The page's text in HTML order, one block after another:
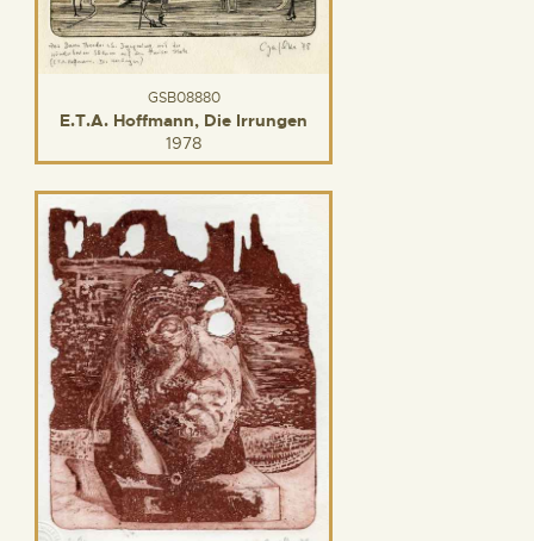
GSB08880
E.T.A. Hoffmann, Die Irrungen
1978